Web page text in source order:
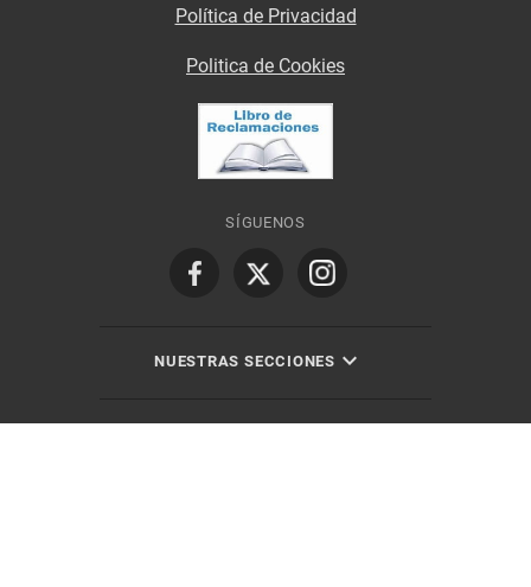
Política de Privacidad
Politica de Cookies
SÍGUENOS
NUESTRAS SECCIONES